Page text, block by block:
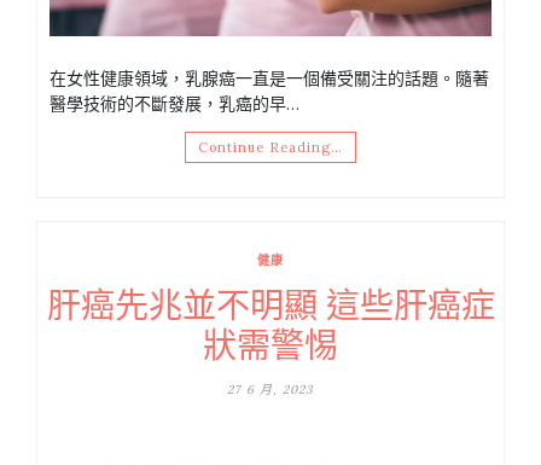
在女性健康領域，乳腺癌一直是一個備受關注的話題。隨著
醫學技術的不斷發展，乳癌的早…
Continue Reading…
健康
肝癌先兆並不明顯 這些肝癌症
狀需警惕
27 6 月, 2023